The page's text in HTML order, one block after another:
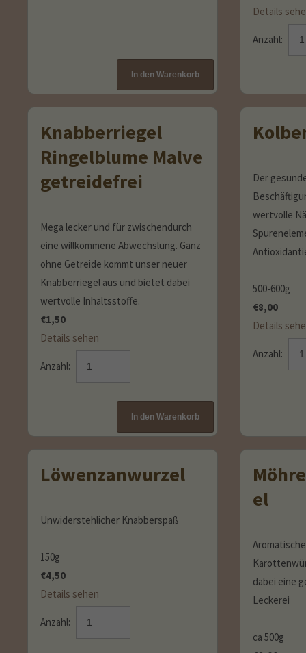
Details
Anzahl:
Knabberriegel
Ringelblume Malve
getreidefrei
Mega lecker und für zwischendurch
eine willkommene Abwechslung. Ganz
ohne Getreide kommt unser neuer
Knabberriegel aus und bietet dabei
wertvolle Inhaltsstoffe.
€1,50
Details sehen
Anzahl:
Der
wertvolle
500-600g
€8,00
Details
Anzahl:
Löwenzanwurzel
Unwiderstehlicher Knabberspaß
150g
€4,50
Details sehen
Anzahl:
el
dabei eine
Leckerei
ca 500g